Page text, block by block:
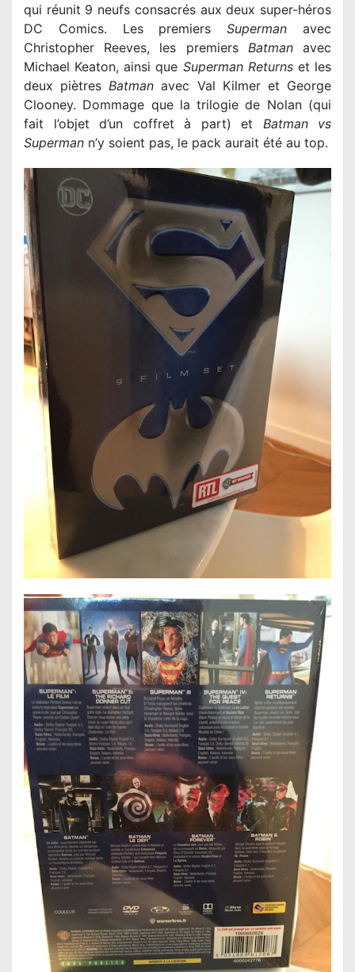
qui réunit 9 neufs consacrés aux deux super-héros
DC Comics. Les premiersSuperman avec
Christopher Reeves, les premiers Batmanavec
Michael Keaton, ainsi que Superman Returnset les
deux piètresBatman avec Val Kilmer et George
Clooney. Dommage que la trilogie de Nolan (qui
fait l’objet d’un coffret à part) et Batman vs
Superman n’y soient pas, le pack aurait été au top.